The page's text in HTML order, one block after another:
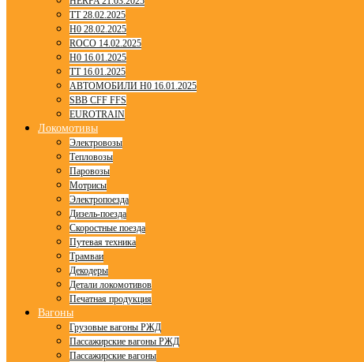
TT 28.02.2025
H0 28.02.2025
ROCO 14.02.2025
H0 16.01.2025
TT 16.01.2025
АВТОМОБИЛИ H0 16.01.2025
SBB CFF FFS
EUROTRAIN
Локомотивы
Электровозы
Тепловозы
Паровозы
Мотрисы
Электропоезда
Дизель-поезда
Скоростные поезда
Путевая техника
Трамваи
Декодеры
Детали локомотивов
Печатная продукция
Вагоны
Грузовые вагоны РЖД
Пассажирские вагоны РЖД
Пассажирские вагоны